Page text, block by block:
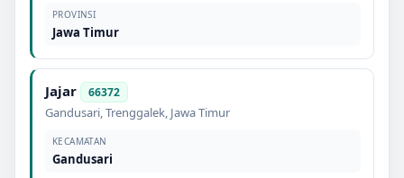
PROVINSI
Jawa Timur
Jajar 66372
Gandusari,Trenggalek, Jawa Timur
KECAMATAN
Gandusari